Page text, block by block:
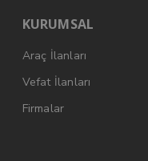
KURUMSAL
Araç İlanları
Vefat İlanları
Firmalar